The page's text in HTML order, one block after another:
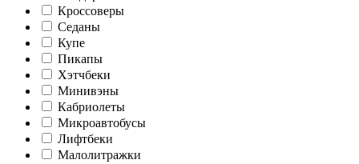
Кроссоверы
Седаны
Купе
Пикапы
Хэтчбеки
Минивэны
Кабриолеты
Микроавтобусы
Лифтбеки
Малолитражки